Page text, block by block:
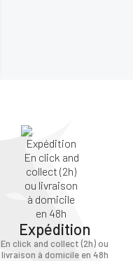
Expédition
En click and collect (2h) ou
livraison à domicile en 48h